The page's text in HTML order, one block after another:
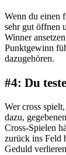
Wenn du einen
sehr gut öffnen
Winner
Punktgewinn
dazugehören.
#4: Du
Wer cross
dazu,
Cross-Spielen
zurück ins Feld
Geduld